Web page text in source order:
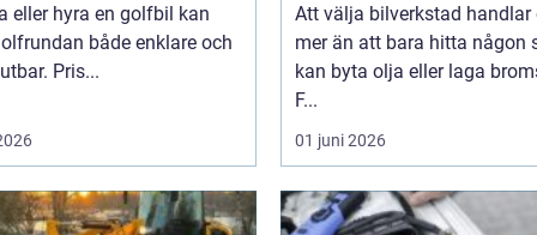
eller hyra en golfbil kan
både enklare och
Pris...
Att välja bilverkstad handlar
mer än att bara hitta någon
kan byta olja eller laga
F...
01 juni 2026